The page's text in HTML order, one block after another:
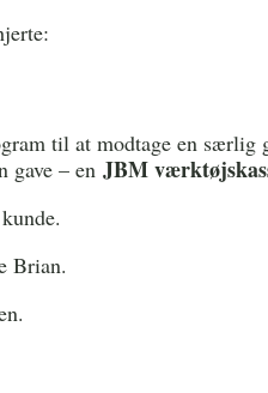
til at modtage en særlig
gave – en JBM
Brian.